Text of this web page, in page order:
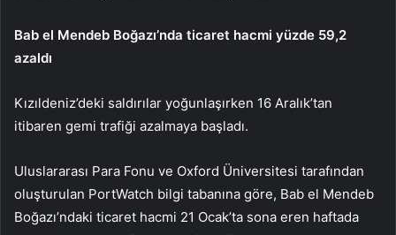
Bab el Mendeb Boğazı’nda ticaret hacmi yüzde 59,2
azaldı
Kızıldeniz’deki saldırılar yoğunlaşırken 16 Aralık’tan
itibaren gemi trafiği azalmaya başladı.
Uluslararası Para Fonu ve Oxford Üniversitesi tarafından
oluşturulan PortWatch bilgi tabanına göre, Bab el Mendeb
Boğazı’ndaki ticaret hacmi 21 Ocak’ta sona eren haftada